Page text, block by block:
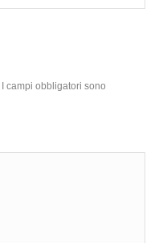
I campi obbligatori sono